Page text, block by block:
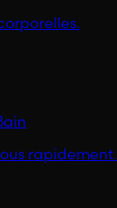
rapidement.